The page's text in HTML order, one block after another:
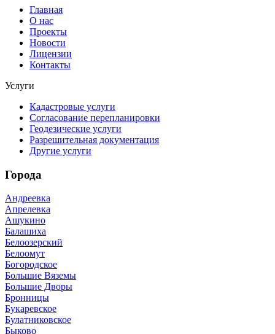
Главная
О нас
Проекты
Новости
Лицензии
Контакты
Услуги
Кадастровые услуги
Согласование перепланировки
Геодезические услуги
Разрешительная документация
Другие услуги
Города
Андреевка
Апрелевка
Ашукино
Балашиха
Белоозерский
Белоомут
Богородское
Большие Вяземы
Большие Дворы
Бронницы
Букаревское
Булатниковское
Быково